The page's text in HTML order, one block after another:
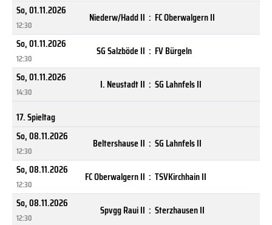
So, 01.11.2026
12:30
Niederw/Hadd II : FC Oberwalgern II
So, 01.11.2026
12:30
SG Salzböde II : FV Bürgeln
So, 01.11.2026
14:30
I. Neustadt II : SG Lahnfels II
17. Spieltag
So, 08.11.2026
12:30
Beltershause II : SG Lahnfels II
So, 08.11.2026
12:30
FC Oberwalgern II : TSVKirchhain II
So, 08.11.2026
12:30
Spvgg Raui II : Sterzhausen II